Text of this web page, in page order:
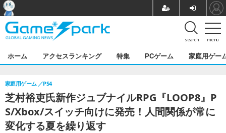
menu
search
ホーム アクセスランキング 特集 PCゲーム 家庭用ゲー
芝村裕吏氏新作ジュブナイルRPG『LOOP8』P
S/Xbox/スイッチ向けに発売！人間関係が常に
変化する夏を繰り返す
家庭用ゲーム PS4